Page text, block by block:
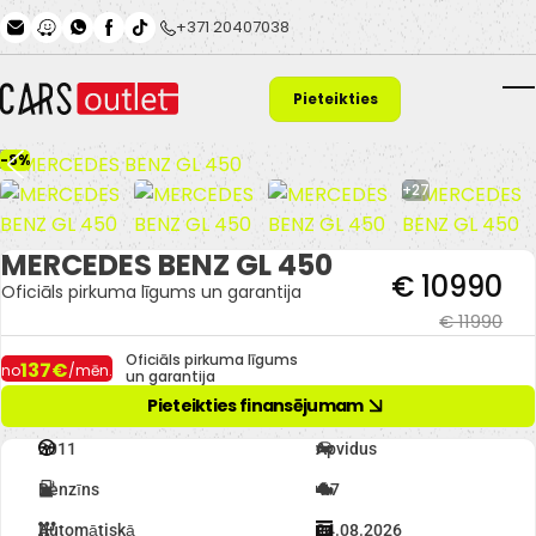
Skip to main content+371 20407038
Pieteikties
finansējumam
-8%
+27
MERCEDES BENZ GL 450
Oficiāls pirkuma līgums un garantija
€ 11990
€ 10990
no137€/mēn.
Oficiāls pirkuma līgums
un garantija
Pieteikties finansējumam
2011 Apvidus
Benzīns 4.7
Automātiskā 24.08.2026